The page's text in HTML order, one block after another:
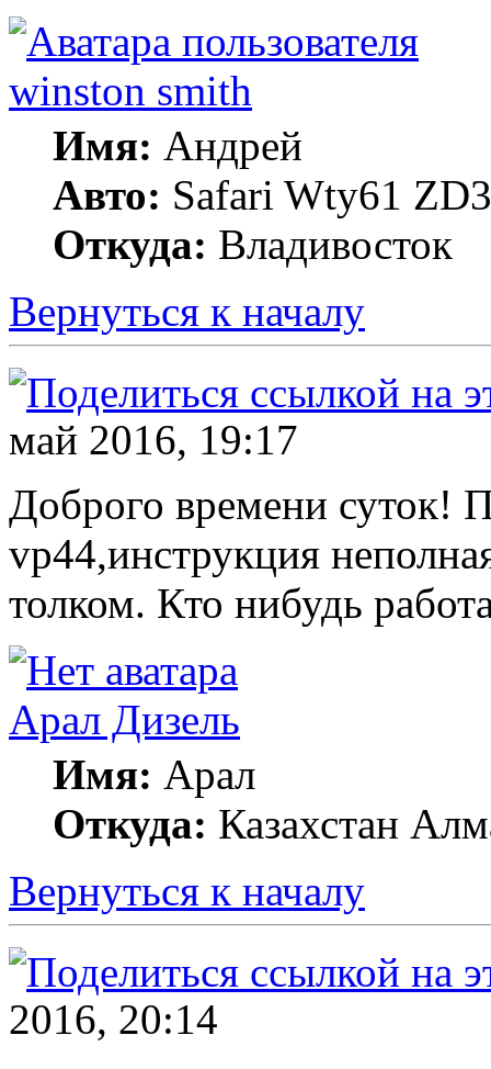
winston smith
Имя: Андрей
Авто: Safari Wty61
Откуда: Владивосток
Вернуться к началу
май 2016, 19:17
Доброго времени суток!
vp44,инструкция
толком. Кто нибудь
Арал Дизель
Имя: Арал
Откуда: Казахстан
Вернуться к началу
2016, 20:14